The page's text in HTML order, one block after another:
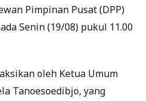
Pimpinan Pusat (DPP)
Senin (19/08) pukul 11.00
oleh Ketua Umum
Tanoesoedibjo, yang